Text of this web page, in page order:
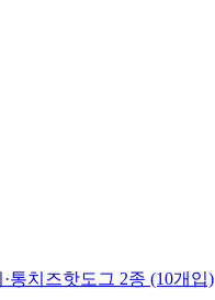
통치즈핫도그 2종 (10개입)